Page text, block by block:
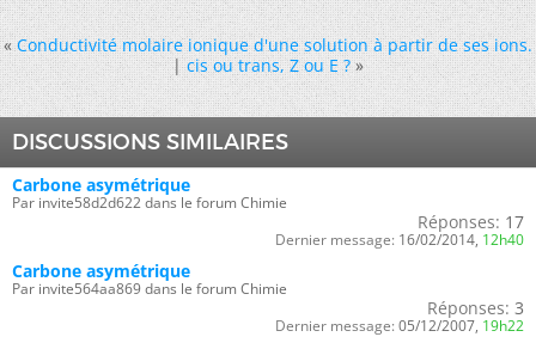
« Conductivité molaire ionique d'une solution à partir de ses ions.
|cis ou trans, Z ou E ? »
DISCUSSIONS SIMILAIRES
Carbone asymétrique
Par invite58d2d622 dans le forum Chimie
Réponses: 17
Dernier message: 16/02/2014, 12h40
Carbone asymétrique
Par invite564aa869 dans le forum Chimie
Réponses: 3
Dernier message: 05/12/2007, 19h22